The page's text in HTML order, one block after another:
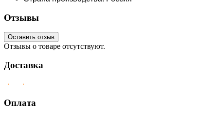
Отзывы
Оставить отзыв
Отзывы о товаре отсутствуют.
Доставка
Оплата